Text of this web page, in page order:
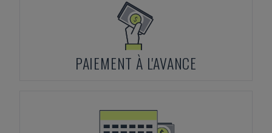
PAIEMENT À L'AVANCE